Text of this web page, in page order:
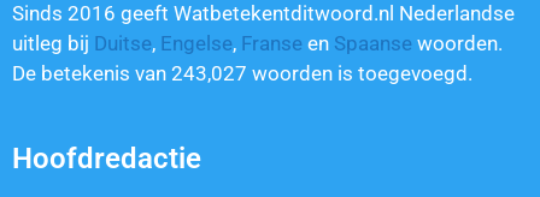
Sinds 2016 geeft Watbetekentditwoord.nl Nederlandse
uitleg bij Duitse, Engelse, Franse en Spaanse woorden.
De betekenis van 243,027 woorden is toegevoegd.
Hoofdredactie